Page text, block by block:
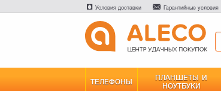
Условия доставки Гарантийные условия
ТЕЛЕФОНЫ
ПЛАНШЕТЫ И
НОУТБУКИ